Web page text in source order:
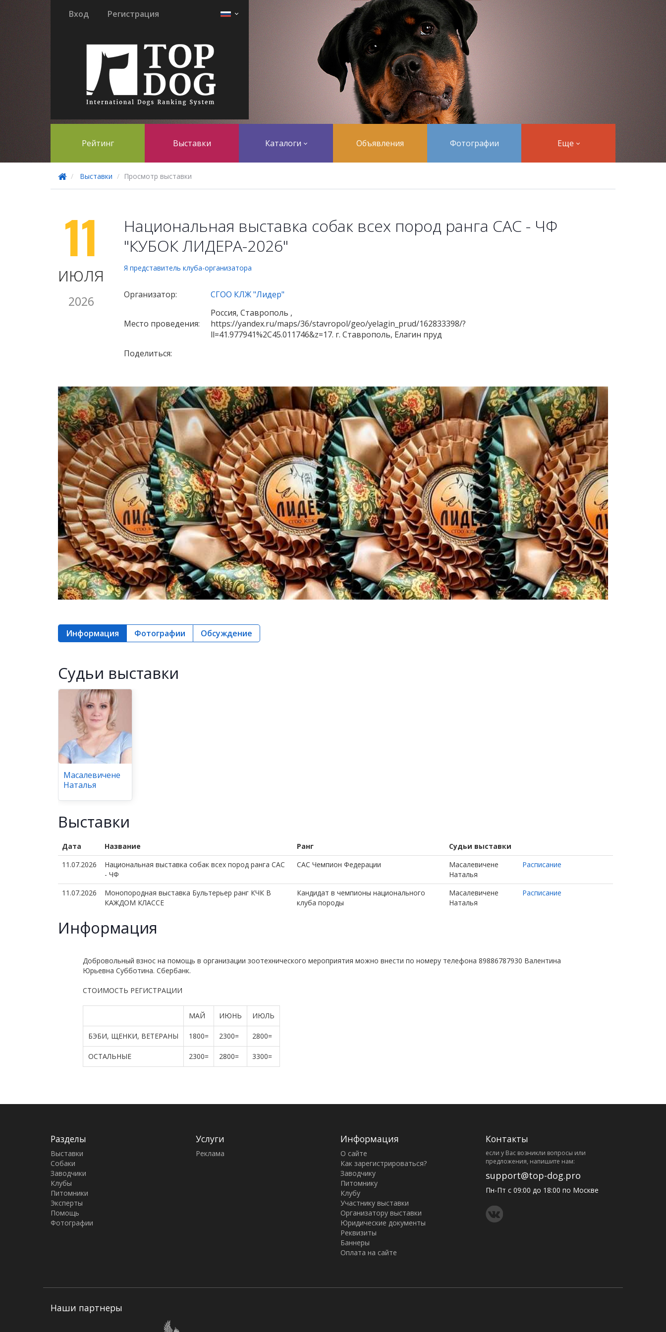
Вход Регистрация
Рейтинг Выставки Каталоги Объявления Фотографии Еще
Выставки Просмотр выставки
11
июля
2026
Национальная выставка собак всех пород ранга САС - ЧФ
"КУБОК ЛИДЕРА-2026"
Я представитель клуба-организатора
Организатор: СГОО КЛЖ "Лидер"
Место проведения:
Россия, Ставрополь ,
https://yandex.ru/maps/36/stavropol/geo/yelagin_prud/162833398/?
ll=41.977941%2C45.011746&z=17. г. Ставрополь, Елагин пруд
Поделиться:
Информация Фотографии Обсуждение
Cудьи выставки
Масалевичене
Наталья
Выставки
Дата Название Ранг
Судьи выставки
11.07.2026
Национальная выставка собак всех пород ранга САС
- ЧФ
CAC Чемпион Федерации
Масалевичене
Наталья
Расписание
11.07.2026
Монопородная выставка Бультерьер ранг КЧК В
КАЖДОМ КЛАССЕ
Кандидат в чемпионы национального
клуба породы
Масалевичене
Наталья
Расписание
Информация
Добровольный взнос на помощь в организации зоотехнического мероприятия можно внести по номеру телефона 89886787930 Валентина
Юрьевна Субботина. Сбербанк.
СТОИМОСТЬ РЕГИСТРАЦИИ
МАЙ ИЮНЬ ИЮЛЬ
БЭБИ, ЩЕНКИ, ВЕТЕРАНЫ 1800= 2300= 2800=
ОСТАЛЬНЫЕ 2300= 2800= 3300=
Разделы
Выставки
Собаки
Заводчики
Клубы
Питомники
Эксперты
Помощь
Фотографии
Услуги
Реклама
Информация
О сайте
Как зарегистрироваться?
Заводчику
Питомнику
Клубу
Участнику выставки
Организатору выставки
Юридические документы
Реквизиты
Баннеры
Оплата на сайте
Контакты
eсли у Вас возникли вопросы или
предложения, напишите нам:
support@top-dog.pro
Пн-Пт с 09:00 до 18:00 по Москве
Наши партнеры